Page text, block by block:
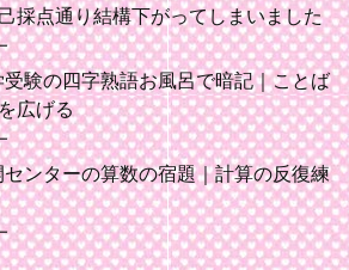
採点通り結構下がってしまいました
受験の四字熟語お風呂で暗記｜ことば
広げる
センターの算数の宿題｜計算の反復練